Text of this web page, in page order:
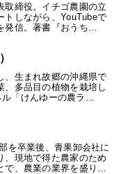
取締役。イチゴ農園の立
トしながら、YouTubeで
発信。著書『おうち…
、生まれ故郷の沖縄県で
、多品目の植物を栽培し
ル「けんゆーの農ラ…
を卒業後、青果卸会社に
、現地で得た農家のため
で、農業の業界を盛り…